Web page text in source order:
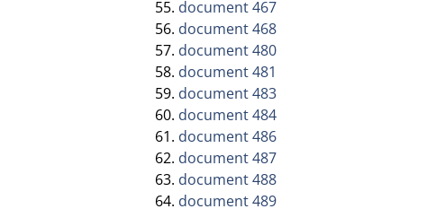
document 467
document 468
document 480
document 481
document 483
document 484
document 486
document 487
document 488
document 489